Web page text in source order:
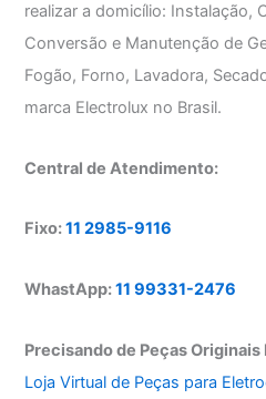
realizar a domicílio: Instalação,
Conversão e Manutenção de
Fogão, Forno, Lavadora,
marca Electrolux no Brasil.
Central de Atendimento:
Fixo:11 2985-9116
WhastApp:11 99331-2476
Precisando de Peças
Loja Virtual de Peças para